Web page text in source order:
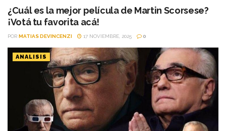
desapercibido: también fue responsable de...
¿Cuál es la mejor película de Martin Scorsese?
¡Votá tu favorita acá!
POR MATIAS DEVINCENZI 17 NOVIEMBRE, 2025 0
ANALISIS